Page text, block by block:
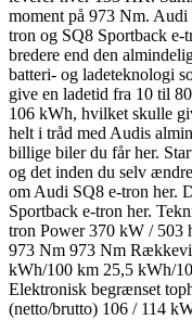
moment på 973 Nm. Audi
tron og SQ8 Sportback e-
bredere end den
batteri- og ladeteknologi
give en ladetid fra 10 til
106 kWh, hvilket skulle
helt i tråd med Audis
billige biler du får her.
og det inden du selv
om Audi SQ8 e-tron her.
Sportback e-tron her.
tron Power 370 kW / 503
973 Nm 973 Nm
kWh/100 km 25,5 kWh/
Elektronisk begrænset
(netto/brutto) 106 / 114